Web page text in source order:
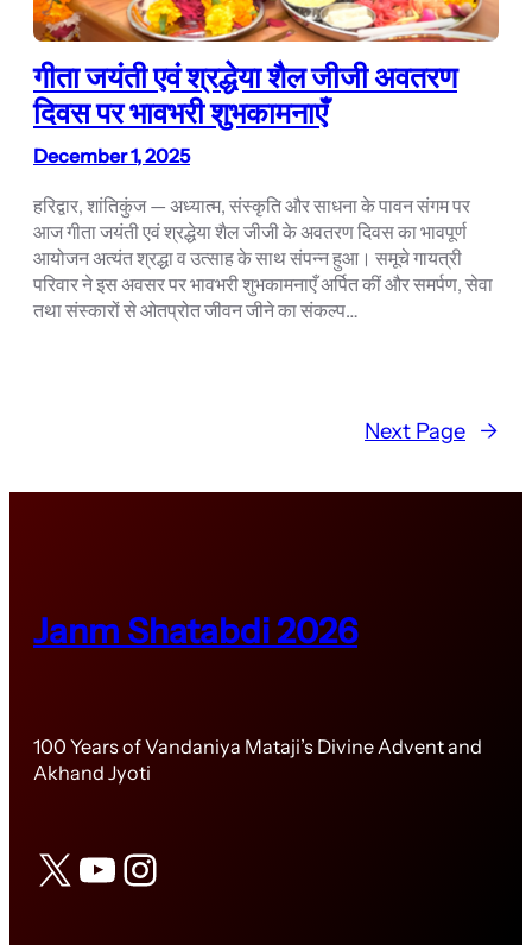
गीता जयंती एवं श्रद्धेया शैल जीजी अवतरण
दिवस पर भावभरी शुभकामनाएँ
December 1, 2025
हरिद्वार, शांतिकुंज — अध्यात्म, संस्कृति और साधना के पावन संगम पर
आज गीता जयंती एवं श्रद्धेया शैल जीजी के अवतरण दिवस का भावपूर्ण
आयोजन अत्यंत श्रद्धा व उत्साह के साथ संपन्न हुआ। समूचे गायत्री
परिवार ने इस अवसर पर भावभरी शुभकामनाएँ अर्पित कीं और समर्पण, सेवा
तथा संस्कारों से ओतप्रोत जीवन जीने का संकल्प…
Next Page →
Janm Shatabdi 2026
100 Years of Vandaniya Mataji’s Divine Advent and
Akhand Jyoti
X YouTube Instagram